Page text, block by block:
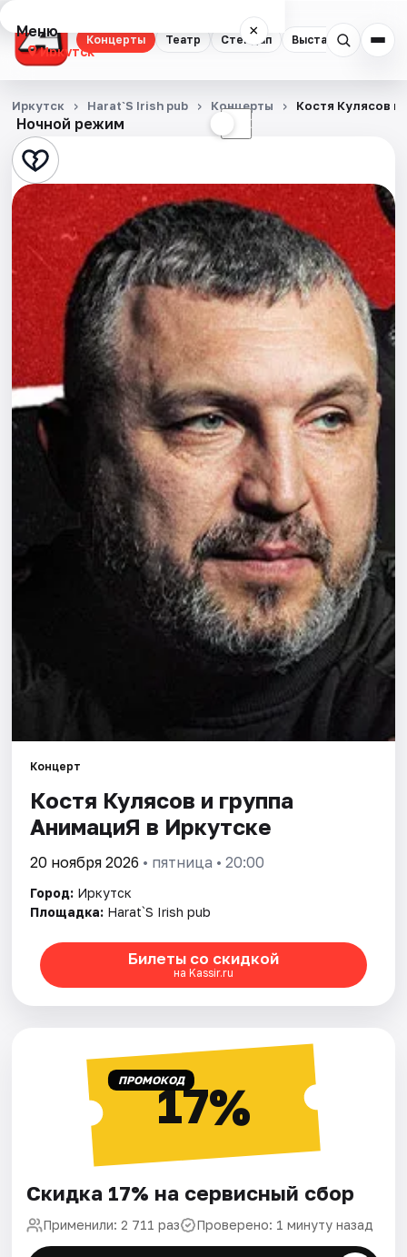
Концерты Театр Стендап Выставки
Меню ×
Иркутск
Концерты
Театр
Стендап
Выставки
Квесты
Спорт
События
Города
Площадки
Ночной режим ☾
Иркутск Harat`S Irish pub Концерты Костя Кулясов и
Концерт
Костя Кулясов и группа
АнимациЯ в Иркутске
20 ноября 2026 • пятница • 20:00
Город: Иркутск
Площадка: Harat`S Irish pub
Билеты со скидкой
на Kassir.ru
ПРОМОКОД17%
Скидка 17% на сервисный сбор
Применили: 2 711 раз Проверено: 1 минуту назад